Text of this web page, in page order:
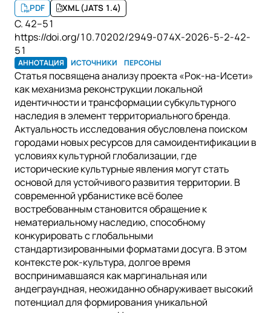
PDF XML (JATS 1.4)
С. 42–51
https://doi.org/10.70202/2949-074X-2026-5-2-42-
51
АННОТАЦИЯ ИСТОЧНИКИ ПЕРСОНЫ
Статья посвящена анализу проекта «Рок-на-Исети»
как механизма реконструкции локальной
идентичности и трансформации субкультурного
наследия в элемент территориального бренда.
Актуальность исследования обусловлена поиском
городами новых ресурсов для самоидентификации в
условиях культурной глобализации, где
исторические культурные явления могут стать
основой для устойчивого развития территории. В
современной урбанистике всё более
востребованным становится обращение к
нематериальному наследию, способному
конкурировать с глобальными
стандартизированными форматами досуга. В этом
контексте рок-культура, долгое время
воспринимавшаяся как маргинальная или
андеграундная, неожиданно обнаруживает высокий
потенциал для формирования уникальной